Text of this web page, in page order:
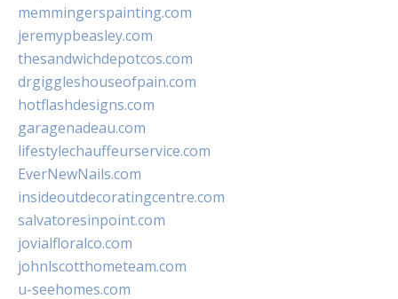
memmingerspainting.com
jeremypbeasley.com
thesandwichdepotcos.com
drgiggleshouseofpain.com
hotflashdesigns.com
garagenadeau.com
lifestylechauffeurservice.com
EverNewNails.com
insideoutdecoratingcentre.com
salvatoresinpoint.com
jovialfloralco.com
johnlscotthometeam.com
u-seehomes.com